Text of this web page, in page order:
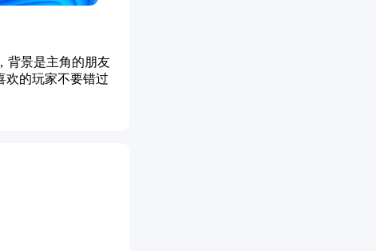
背景是主角的朋友
欢的玩家不要错过